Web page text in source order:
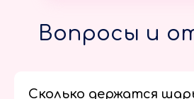
Вопросы и
Сколько держатся